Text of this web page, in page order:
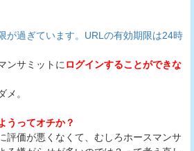
が過ぎています。URLの有効期限は24時
ンサミットに ログインすることができな
メ。
うってオチか？
評価が悪くなくて、むしろホースマンサ